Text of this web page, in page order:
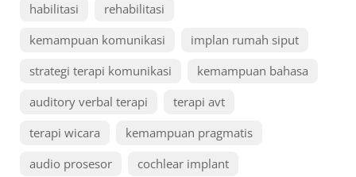
habilitasi
rehabilitasi
kemampuan komunikasi
implan rumah siput
strategi terapi komunikasi
kemampuan bahasa
auditory verbal terapi
terapi avt
terapi wicara
kemampuan pragmatis
audio prosesor
cochlear implant